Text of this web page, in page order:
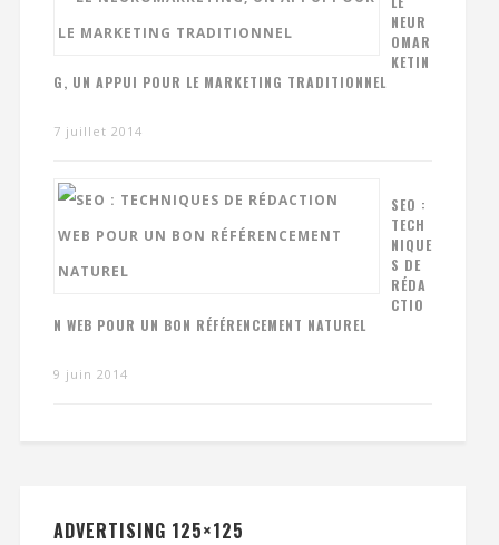
NEUR
OMAR
KETIN
G, UN APPUI POUR LE MARKETING TRADITIONNEL
7 juillet 2014
SEO :
TECH
NIQUE
S DE
RÉDA
CTIO
N WEB POUR UN BON RÉFÉRENCEMENT NATUREL
9 juin 2014
ADVERTISING 125×125